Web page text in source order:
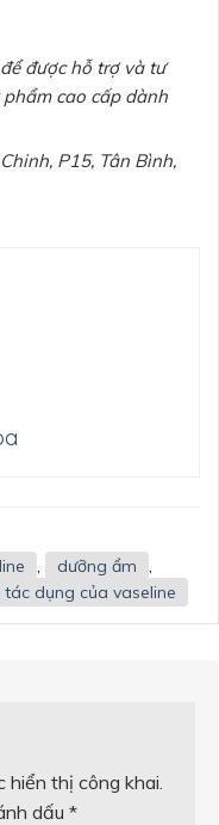
được hỗ trợ và tư
cao cấp dành
P15, Tân Bình,
, dưỡng ẩm
,
tác dụng của vaseline
hiển thị công khai.
dấu *